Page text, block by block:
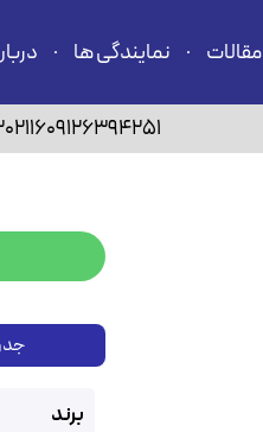
مقالات نمایندگی ها
09126394251
برند